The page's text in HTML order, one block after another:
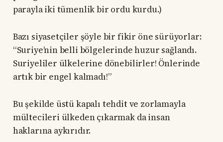
parayla iki tümenlik bir ordu kurdu.)
Bazı siyasetçiler şöyle bir fikir öne sürüyorlar:
“Suriye’nin belli bölgelerinde huzur sağlandı.
Suriyeliler ülkelerine dönebilirler! Önlerinde
artık bir engel kalmadı!”
Bu şekilde üstü kapalı tehdit ve zorlamayla
mültecileri ülkeden çıkarmak da insan
haklarına aykırıdır.